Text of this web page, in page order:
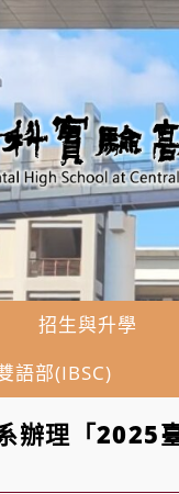
招生與升學
語部(IBSC)
辦理「2025